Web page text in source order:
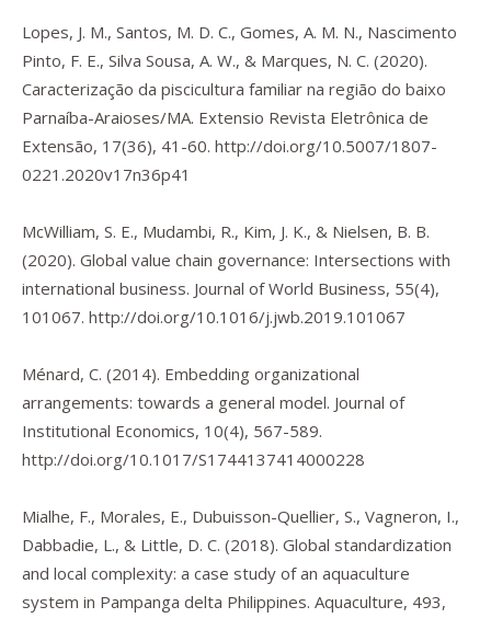
Lopes, J. M., Santos, M. D. C., Gomes, A. M. N., Nascimento
Pinto, F. E., Silva Sousa, A. W., & Marques, N. C. (2020).
Caracterização da piscicultura familiar na região do baixo
Parnaíba-Araioses/MA. Extensio Revista Eletrônica de
Extensão, 17(36), 41-60. http://doi.org/10.5007/1807-
0221.2020v17n36p41
McWilliam, S. E., Mudambi, R., Kim, J. K., & Nielsen, B. B.
(2020). Global value chain governance: Intersections with
international business. Journal of World Business, 55(4),
101067. http://doi.org/10.1016/j.jwb.2019.101067
Ménard, C. (2014). Embedding organizational
arrangements: towards a general model. Journal of
Institutional Economics, 10(4), 567-589.
http://doi.org/10.1017/S1744137414000228
Mialhe, F., Morales, E., Dubuisson-Quellier, S., Vagneron, I.,
Dabbadie, L., & Little, D. C. (2018). Global standardization
and local complexity: a case study of an aquaculture
system in Pampanga delta Philippines. Aquaculture, 493,